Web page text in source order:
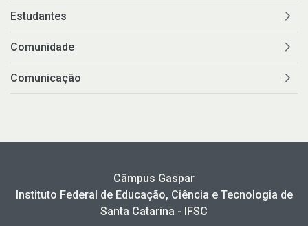
Estudantes
Comunidade
Comunicação
Câmpus Gaspar
Instituto Federal de Educação, Ciência e Tecnologia de
Santa Catarina - IFSC